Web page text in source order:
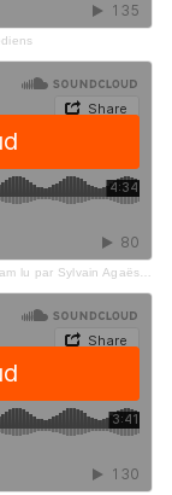
lu par Sylvain Agaësse